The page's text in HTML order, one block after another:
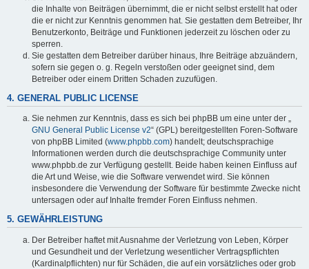
die Inhalte von Beiträgen übernimmt, die er nicht selbst erstellt hat oder
die er nicht zur Kenntnis genommen hat. Sie gestatten dem Betreiber, Ihr
Benutzerkonto, Beiträge und Funktionen jederzeit zu löschen oder zu
sperren.
Sie gestatten dem Betreiber darüber hinaus, Ihre Beiträge abzuändern,
sofern sie gegen o. g. Regeln verstoßen oder geeignet sind, dem
Betreiber oder einem Dritten Schaden zuzufügen.
4. GENERAL PUBLIC LICENSE
Sie nehmen zur Kenntnis, dass es sich bei phpBB um eine unter der „
GNU General Public License v2“ (GPL) bereitgestellten Foren-Software
von phpBB Limited (www.phpbb.com) handelt; deutschsprachige
Informationen werden durch die deutschsprachige Community unter
www.phpbb.de zur Verfügung gestellt. Beide haben keinen Einfluss auf
die Art und Weise, wie die Software verwendet wird. Sie können
insbesondere die Verwendung der Software für bestimmte Zwecke nicht
untersagen oder auf Inhalte fremder Foren Einfluss nehmen.
5. GEWÄHRLEISTUNG
Der Betreiber haftet mit Ausnahme der Verletzung von Leben, Körper
und Gesundheit und der Verletzung wesentlicher Vertragspflichten
(Kardinalpflichten) nur für Schäden, die auf ein vorsätzliches oder grob